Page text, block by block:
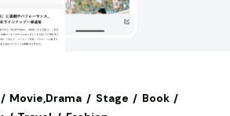
Movie,Drama Stage
Book